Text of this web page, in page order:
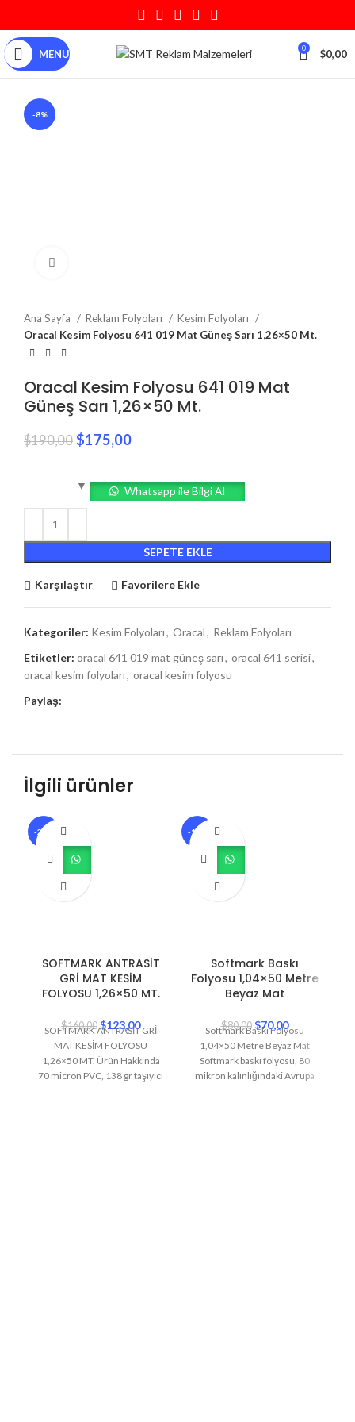
MENU 0 $0,00
-8%
Ana Sayfa Reklam Folyoları
Kesim Folyoları
Oracal Kesim Folyosu 641 019 Mat Güneş Sarı 1,26×50 Mt.
Oracal Kesim Folyosu 641 019 Mat
Güneş Sarı 1,26×50 Mt.
$190,00 $175,00
Whatsapp ile Bilgi Al
SEPETE EKLE
Karşılaştır Favorilere Ekle
Kategoriler: Kesim Folyoları, Oracal, Reklam Folyoları
Etiketler: oracal 641 019 mat güneş sarı, oracal 641 serisi,
oracal kesim folyoları, oracal kesim folyosu
Paylaş:
İlgili ürünler
-23%
SOFTMARK ANTRASİT
GRİ MAT KESİM
FOLYOSU 1,26×50 MT.
$160,00 $123,00
SOFTMARK ANTRASİT GRİ
MAT KESİM FOLYOSU
1,26×50 MT. Ürün Hakkında
70 micron PVC, 138 gr taşıyıcı
-13%
Softmark Baskı
Folyosu 1,04×50 Metre
Beyaz Mat
$80,00 $70,00
Softmark Baskı Folyosu
1,04×50 Metre Beyaz Mat
Softmark baskı folyosu, 80
mikron kalınlığındaki Avrupa